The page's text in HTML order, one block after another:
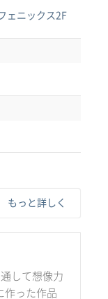
ェニックス2F
もっと詳しく
して想像力
作った作品